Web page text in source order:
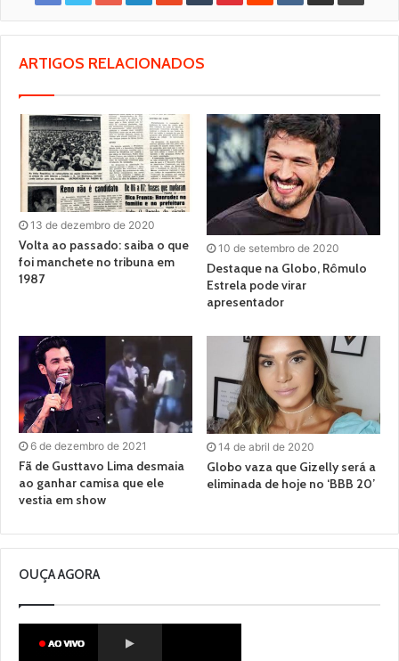
ARTIGOS RELACIONADOS
13 de dezembro de 2020
Volta ao passado: saiba o que
foi manchete no tribuna em
1987
10 de setembro de 2020
Destaque na Globo, Rômulo
Estrela pode virar
apresentador
6 de dezembro de 2021
Fã de Gusttavo Lima desmaia
ao ganhar camisa que ele
vestia em show
14 de abril de 2020
Globo vaza que Gizelly será a
eliminada de hoje no ‘BBB 20’
OUÇA AGORA